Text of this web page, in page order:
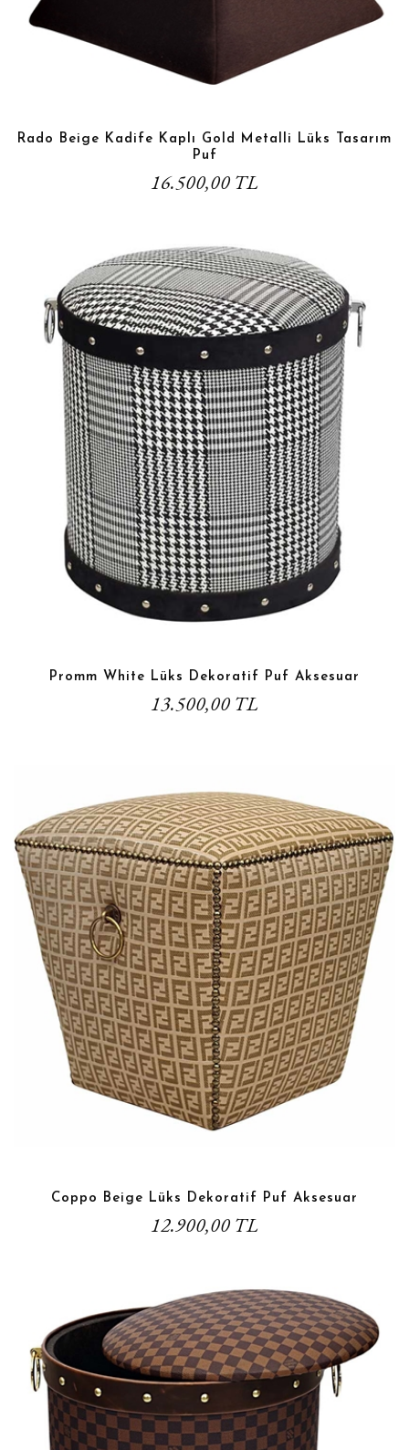
Rado Beige Kadife Kaplı Gold Metalli Lüks Tasarım
Puf
16.500,00 TL
Promm White Lüks Dekoratif Puf Aksesuar
13.500,00 TL
Coppo Beige Lüks Dekoratif Puf Aksesuar
12.900,00 TL